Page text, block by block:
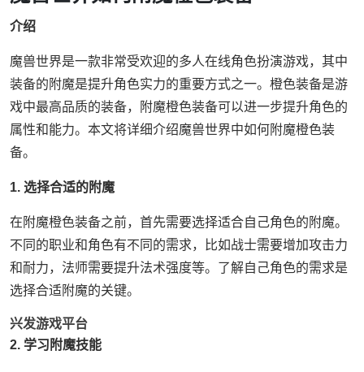
介绍
魔兽世界是一款非常受欢迎的多人在线角色扮演游戏，其中
装备的附魔是提升角色实力的重要方式之一。橙色装备是游
戏中最高品质的装备，附魔橙色装备可以进一步提升角色的
属性和能力。本文将详细介绍魔兽世界中如何附魔橙色装
备。
1. 选择合适的附魔
在附魔橙色装备之前，首先需要选择适合自己角色的附魔。
不同的职业和角色有不同的需求，比如战士需要增加攻击力
和耐力，法师需要提升法术强度等。了解自己角色的需求是
选择合适附魔的关键。
兴发游戏平台
2. 学习附魔技能